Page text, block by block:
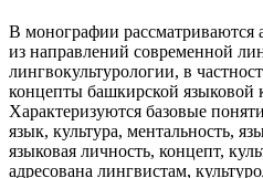
В монографии рассматриваются
из направлений современной
лингвокультурологии, в
концепты башкирской языковой
Характеризуются базовые
язык, культура, ментальность,
языковая личность, концепт,
адресована лингвистам,